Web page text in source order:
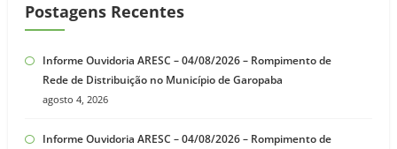
Postagens Recentes
Informe Ouvidoria ARESC – 04/08/2026 – Rompimento de
Rede de Distribuição no Município de Garopaba
agosto 4, 2026
Informe Ouvidoria ARESC – 04/08/2026 – Rompimento de